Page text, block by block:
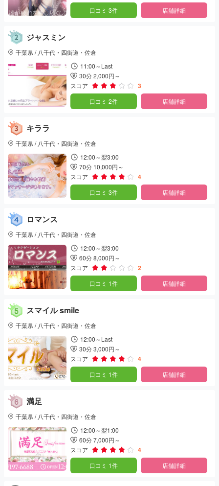
口コミ 3件 店舗詳細
ジャスミン
千葉県 / 八千代・四街道・佐倉
11:00～Last
30分 2,000円～
スコア
3
口コミ 2件 店舗詳細
キララ
千葉県 / 八千代・四街道・佐倉
12:00～翌3:00
70分 10,000円～
スコア
4
口コミ 3件 店舗詳細
ロマンス
千葉県 / 八千代・四街道・佐倉
12:00～翌3:00
60分 8,000円～
スコア
2
口コミ 1件 店舗詳細
スマイル smile
千葉県 / 八千代・四街道・佐倉
12:00～Last
30分 3,000円～
スコア
4
口コミ 1件 店舗詳細
満足
千葉県 / 八千代・四街道・佐倉
12:00～翌1:00
60分 7,000円～
スコア
4
口コミ 1件 店舗詳細